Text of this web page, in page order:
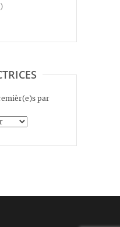
par